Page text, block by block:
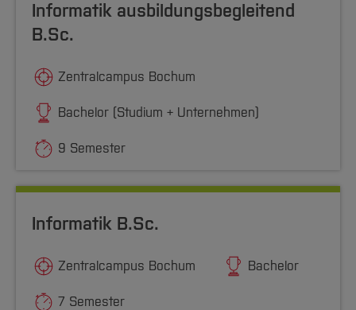
Informatik ausbildungsbegleitend
B.Sc.
Zentralcampus Bochum
Bachelor (Studium + Unternehmen)
9 Semester
Informatik B.Sc.
Zentralcampus Bochum Bachelor
7 Semester